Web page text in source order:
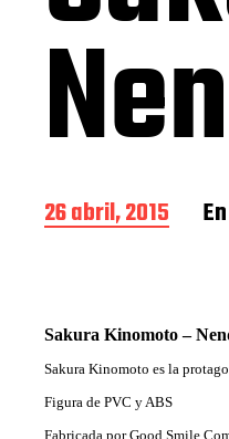
F
e
d
e
l
a
26 abril, 2015 En
Sakura Kinomoto –
Sakura Kinomoto es la
Figura de PVC y ABS
Fabricada por Good Smile